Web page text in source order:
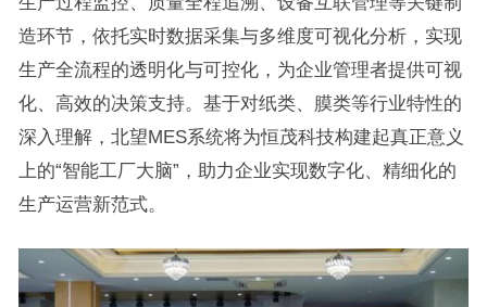
造环节，依托实时数据采集与多维度可视化分析，实现
生产全流程的透明化与可控化，为企业管理者提供可视
化、高效的决策支持。基于对纸类、膜类等行业特性的
深入理解，北望MES系统将为恒茂科技构建起真正意义
上的“智能工厂大脑”，助力企业实现数字化、精细化的
生产运营新范式。